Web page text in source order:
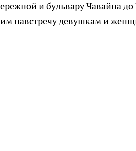
и бульвару Чавайна
навстречу девушкам и